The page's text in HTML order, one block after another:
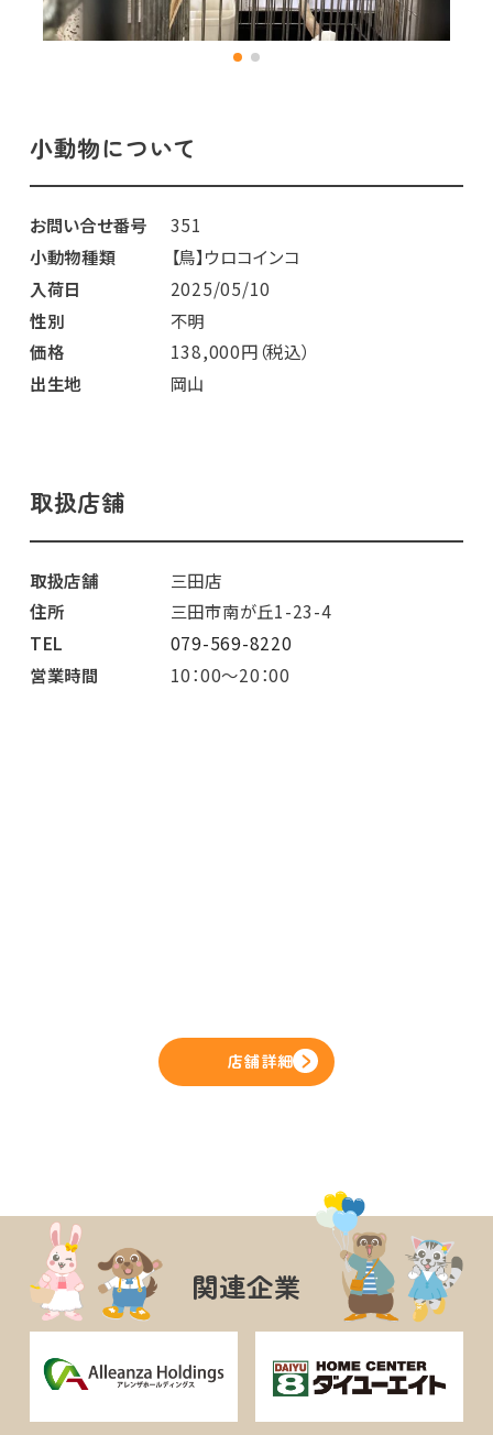
小動物について
お問い合せ番号
351
小動物種類
【鳥】ウロコインコ
入荷日
2025/05/10
性別
不明
価格
138,000円（税込）
出生地
岡山
取扱店舗
取扱店舗
三田店
住所
三田市南が丘1-23-4
TEL
079-569-8220
営業時間
10：00～20：00
店舗詳細
関連企業